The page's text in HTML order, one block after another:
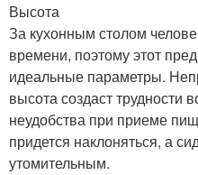
Высота
За кухонным столом
времени, поэтому этот
идеальные параметры.
высота создаст трудности
неудобства при приеме
придется наклоняться, а
утомительным.